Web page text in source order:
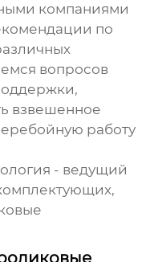
компаниями
по
вопросов
взвешенное
работу
- ведущий